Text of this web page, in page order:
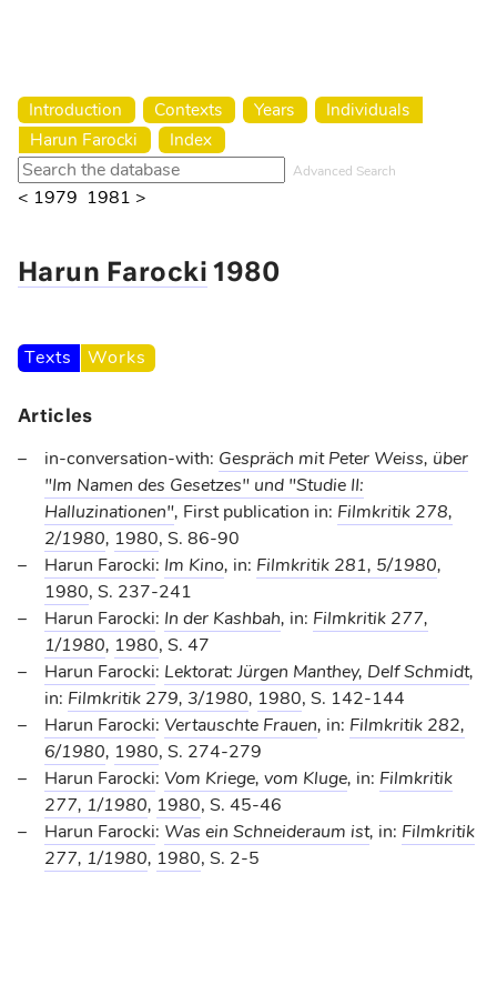
Introduction Contexts Years
Individuals
Harun Farocki
Index
Advanced Search
< 1979 1981 >
Harun Farocki 1980
Texts Works
Articles
in-conversation-with: Gespräch mit Peter Weiss, über
"Im Namen des Gesetzes" und "Studie II:
Halluzinationen", First publication in: Filmkritik 278,
2/1980, 1980, S. 86-90
Harun Farocki: Im Kino, in: Filmkritik 281, 5/1980,
1980, S. 237-241
Harun Farocki: In der Kashbah, in: Filmkritik 277,
1/1980, 1980, S. 47
Harun Farocki: Lektorat: Jürgen Manthey, Delf Schmidt,
in: Filmkritik 279, 3/1980, 1980, S. 142-144
Harun Farocki: Vertauschte Frauen, in: Filmkritik 282,
6/1980, 1980, S. 274-279
Harun Farocki: Vom Kriege, vom Kluge, in: Filmkritik
277, 1/1980, 1980, S. 45-46
Harun Farocki: Was ein Schneideraum ist, in: Filmkritik
277, 1/1980, 1980, S. 2-5